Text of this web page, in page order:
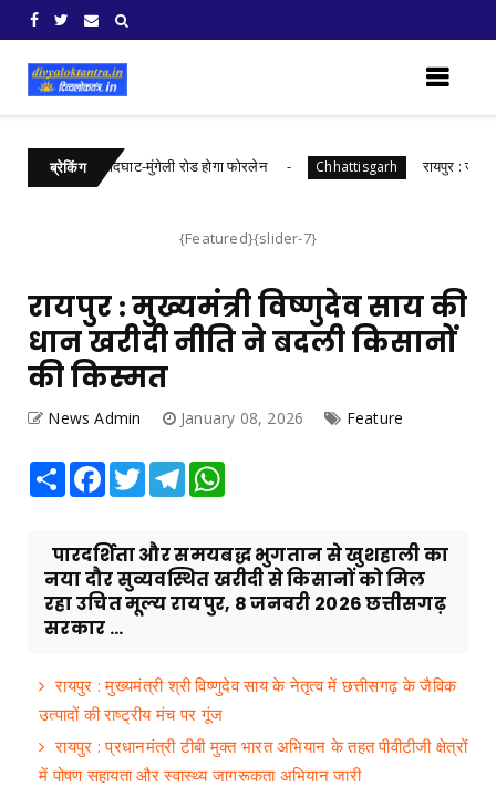
ब्रेकिंग
लागत से नांदघाट-मुंगेली रोड होगा फोरलेन Chhattisgarh रायपुर : जल
{Featured}{slider-7}
रायपुर : मुख्यमंत्री विष्णुदेव साय की
धान खरीदी नीति ने बदली किसानों
की किस्मत
News Admin January 08, 2026 Feature
Share Facebook
TwitterTelegram
पारदर्शिता और समयबद्ध भुगतान से खुशहाली का
नया दौर सुव्यवस्थित खरीदी से किसानों को मिल
रहा उचित मूल्य रायपुर, 8 जनवरी 2026 छत्तीसगढ़
सरकार ...
रायपुर : मुख्यमंत्री श्री विष्णुदेव साय के नेतृत्व में छत्तीसगढ़ के जैविक
उत्पादों की राष्ट्रीय मंच पर गूंज
रायपुर : प्रधानमंत्री टीबी मुक्त भारत अभियान के तहत पीवीटीजी क्षेत्रों
में पोषण सहायता और स्वास्थ्य जागरूकता अभियान जारी